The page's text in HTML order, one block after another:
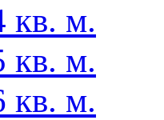
кв. м.
кв. м.
кв. м.